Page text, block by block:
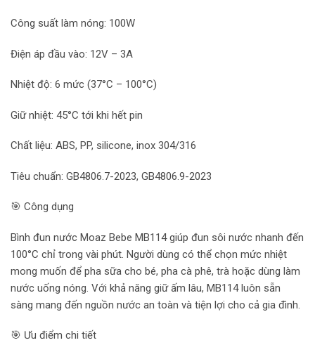
Công suất làm nóng: 100W
Điện áp đầu vào: 12V – 3A
Nhiệt độ: 6 mức (37°C – 100°C)
Giữ nhiệt: 45°C tới khi hết pin
Chất liệu: ABS, PP, silicone, inox 304/316
Tiêu chuẩn: GB4806.7-2023, GB4806.9-2023
🎯 Công dụng
Bình đun nước Moaz Bebe MB114 giúp đun sôi nước nhanh đến
100°C chỉ trong vài phút. Người dùng có thể chọn mức nhiệt
mong muốn để pha sữa cho bé, pha cà phê, trà hoặc dùng làm
nước uống nóng. Với khả năng giữ ấm lâu, MB114 luôn sẵn
sàng mang đến nguồn nước an toàn và tiện lợi cho cả gia đình.
🎯 Ưu điểm chi tiết